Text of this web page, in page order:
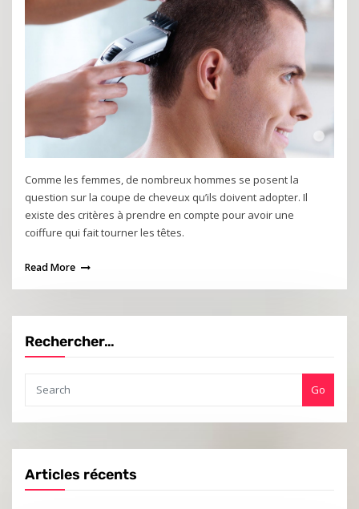
Comme les femmes, de nombreux hommes se posent la
question sur la coupe de cheveux qu’ils doivent adopter. Il
existe des critères à prendre en compte pour avoir une
coiffure qui fait tourner les têtes.
Read More
Rechercher…
Go
Articles récents